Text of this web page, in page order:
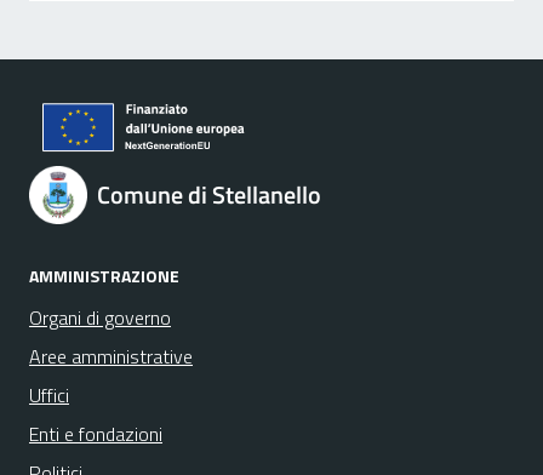
Comune di Stellanello
AMMINISTRAZIONE
Organi di governo
Aree amministrative
Uffici
Enti e fondazioni